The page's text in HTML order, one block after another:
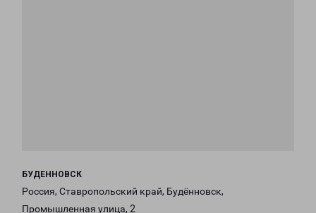
БУДЕННОВСК
Россия, Ставропольский край, Будённовск,
Промышленная улица, 2